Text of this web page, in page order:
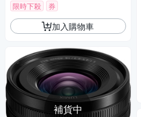
限時下殺
券
加入購物車
補貨中